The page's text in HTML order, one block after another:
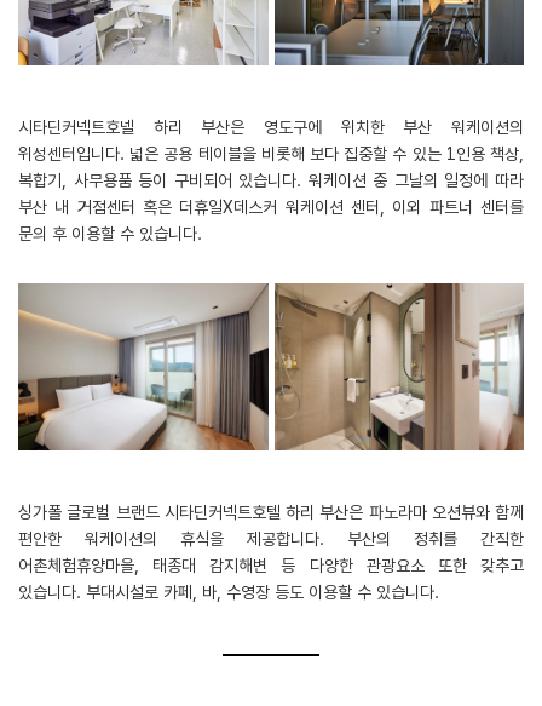
시타딘커넥트호넬 하리 부산은 영도구에 위치한 부산 워케이션의
위성센터입니다. 넓은 공용 테이블을 비롯해 보다 집중할 수 있는 1인용 책상,
복합기, 사무용품 등이 구비되어 있습니다. 워케이션 중 그날의 일정에 따라
부산 내 거점센터 혹은 더휴일X데스커 워케이션 센터, 이외 파트너 센터를
문의 후 이용할 수 있습니다.
싱가폴 글로벌 브랜드 시타딘커넥트호텔 하리 부산은 파노라마 오션뷰와 함께
편안한 워케이션의 휴식을 제공합니다. 부산의 정취를 간직한
어촌체험휴양마을, 태종대 감지해변 등 다양한 관광요소 또한 갖추고
있습니다. 부대시설로 카페, 바, 수영장 등도 이용할 수 있습니다.